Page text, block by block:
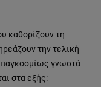
καθορίζουν τη
την τελική
παγκοσμίως γνωστά
στα εξής: